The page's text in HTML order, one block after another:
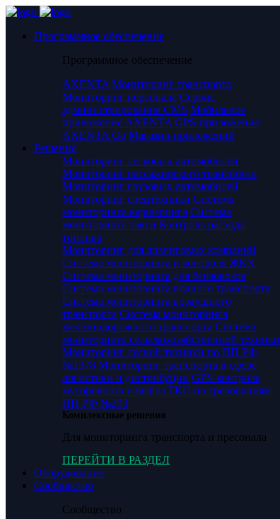
Программное обеспечение
Программное обеспечение
AXENTA Мониторинг транспорта
Мониторинг персонала Сервис
администрирования CMS Мобильное
приложение AXENTA GPS-приложение
AXENTA Go Магазин приложений
Решения
Мониторинг легковых автомобилей
Мониторинг пассажирского транспорта
Мониторинг грузовых автомобилей
Мониторинг спецтехники Система
мониторинга каршеринга Система
мониторинга такси Контроль расхода
топлива
Мониторинг для лизинговых компаний
Система мониторинга и контроля ЖКХ
Система мониторинга для бензовозов
Система мониторинга водного транспорта
Система мониторинга воздушного
транспорта Система мониторинга
железнодорожного транспорта Система
мониторинга сельскохозяйственной техники
Мониторинг лесной техники по ПП РФ
№1378 Мониторинг транспорта в сфере
логистики и дистрибуции GPS-контроль
мусоровозов и вывоз ТКО по требованиям
ПП РФ №293
Комплексные решения
Для мониторинга транспорта и пресонала
ПЕРЕЙТИ В РАЗДЕЛ
Оборудование
Сообщество
Сообщество